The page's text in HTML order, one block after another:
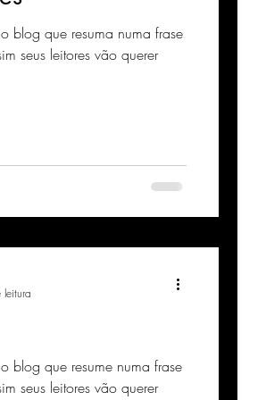
blog que resuma numa frase
seus leitores vão querer
blog que resume numa frase
seus leitores vão querer